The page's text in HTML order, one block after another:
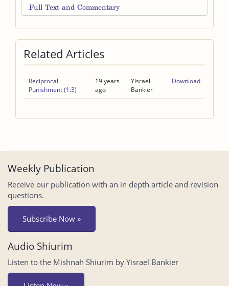
Full Text and Commentary
Related Articles
Reciprocal
Punishment (1:3)
19 years
ago
Yisrael
Bankier
Download
Weekly Publication
Receive our publication with an in depth article and revision
questions.
Subscribe Now »
Audio Shiurim
Listen to the Mishnah Shiurim by Yisrael Bankier